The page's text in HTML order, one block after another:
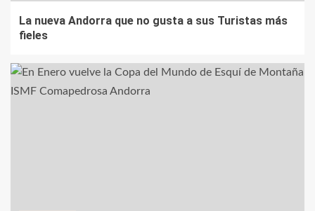
La nueva Andorra que no gusta a sus Turistas más
fieles